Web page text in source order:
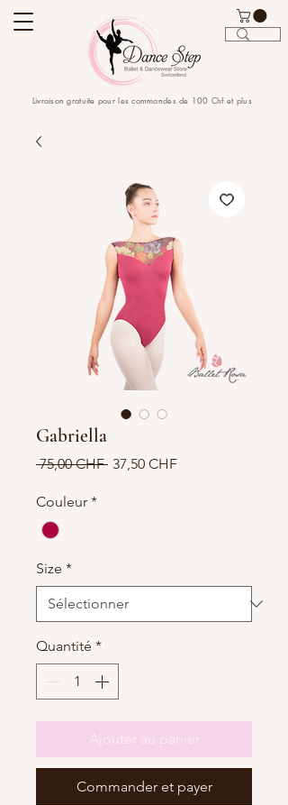
Livraison gratuite pour les commandes de 100 Chf et plus
Gabriella
75,00 CHF Prix
37,50 CHFPrix
Couleur *
Size *
Quantité *
Ajouter au panier
Commander et payer